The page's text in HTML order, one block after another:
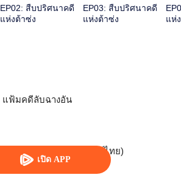
เปิด APP
EP02: สืบปริศนาคดี
แห่งต้าซ่ง
EP03: สืบปริศนาคดี
แห่งต้าซ่ง
แห่
แฟ้มคดีลับฉางอัน
เลือดบัลลังก์พิศวาส (พากย์ไทย)